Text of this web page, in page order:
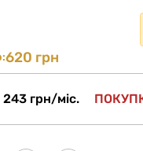
620 грн
243 грн/міс.